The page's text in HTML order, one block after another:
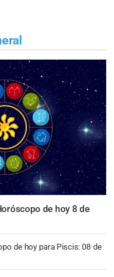
de hoy 8 de
de hoy para Piscis: 08 de